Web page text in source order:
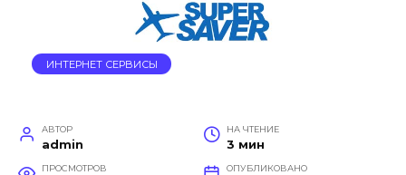
ИНТЕРНЕТ СЕРВИСЫ
АВТОР
admin
НА ЧТЕНИЕ
3 мин
ПРОСМОТРОВ ОПУБЛИКОВАНО